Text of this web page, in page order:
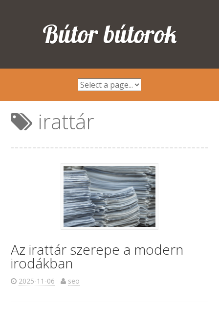
Bútor bútorok
irattár
Az irattár szerepe a modern
irodákban
2025-11-06 seo